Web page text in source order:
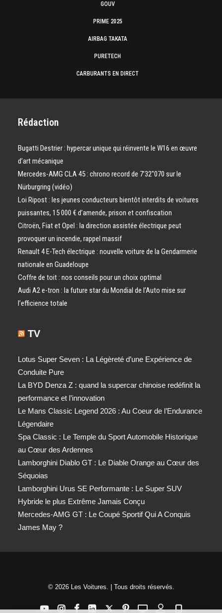
GOUV
PRIME 2025
AIRBAG TAKATA
PURETECH
CARBURANTS EN DIRECT
Rédaction
Bugatti Destrier : hypercar unique qui réinvente le W16 en œuvre
d’art mécanique
Mercedes-AMG CLA 45 : chrono record de 7’32″070 sur le
Nürburgring (vidéo)
Loi Ripost : les jeunes conducteurs bientôt interdits de voitures
puissantes, 15 000 € d’amende, prison et confiscation
Citroën, Fiat et Opel : la direction assistée électrique peut
provoquer un incendie, rappel massif
Renault 4 E-Tech électrique : nouvelle voiture de la Gendarmerie
nationale en Guadeloupe
Coffre de toit : nos conseils pour un choix optimal
Audi A2 e-tron : la future star du Mondial de l’Auto mise sur
l’efficience totale
TV
Lotus Super Seven : La Légèreté d’une Expérience de
Conduite Pure
La BYD Denza Z : quand la supercar chinoise redéfinit la
performance et l’innovation
Le Mans Classic Legend 2026 : Au Coeur de l’Endurance
Légendaire
Spa Classic : Le Temple du Sport Automobile Historique
au Cœur des Ardennes
Lamborghini Diablo GT : Le Diable Orange au Cœur des
Séquoias
Lamborghini Urus SE Performante : Le Super SUV
Hybride le plus Extrême Jamais Conçu
Mercedes-AMG GT : Le Coupé Sportif Qui A Conquis
James May ?
© 2026 Les Voitures. | Tous droits réservés.